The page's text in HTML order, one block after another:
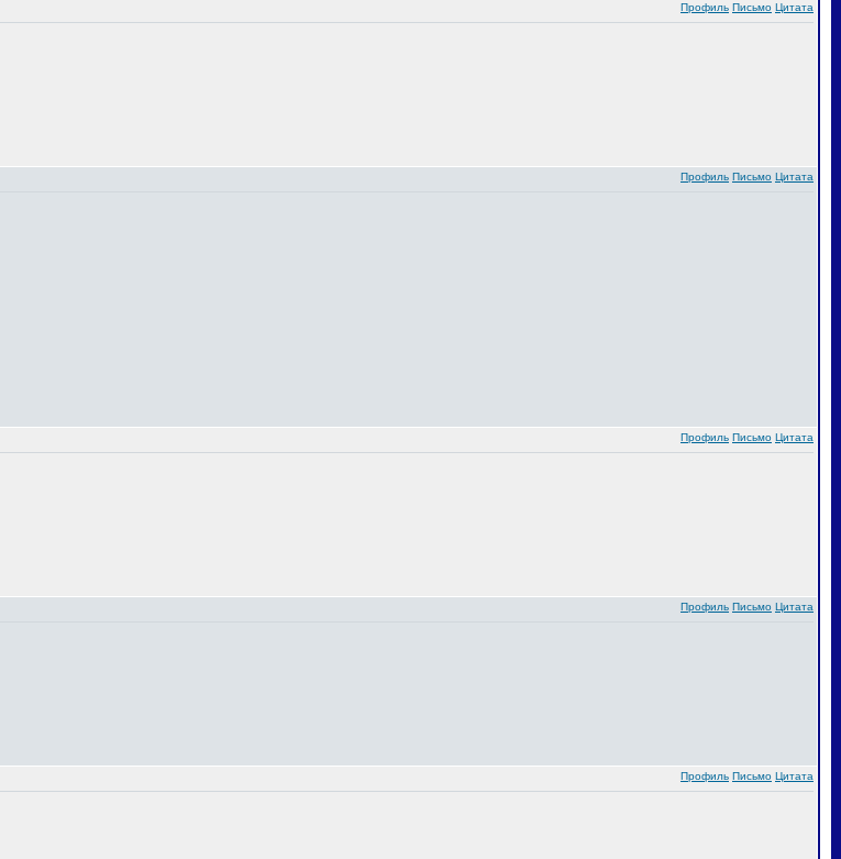
Профиль Письмо Цитата
Профиль Письмо Цитата
Профиль Письмо Цитата
Профиль Письмо Цитата
Профиль Письмо Цитата